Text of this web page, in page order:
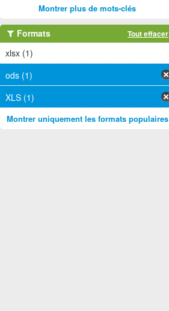
Montrer plus de mots-clés
Formats Tout effacer
xlsx (1)
ods (1)
XLS (1)
Montrer uniquement les formats populaires